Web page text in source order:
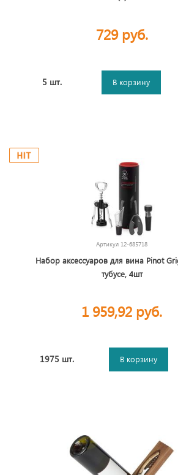
729 руб.
5 шт. В корзину
Артикул 12-685718
Набор аксессуаров для вина Pinot
тубусе, 4шт
1 959,92 руб.
1975 шт. В корзину